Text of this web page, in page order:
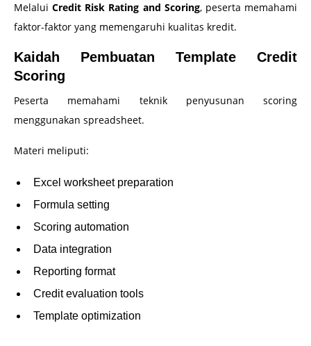
MelaluiCredit Risk Rating and Scoring, peserta memahami
faktor-faktor yang memengaruhi kualitas kredit.
Kaidah Pembuatan Template Credit
Scoring
Peserta memahami teknik penyusunan scoring
menggunakan spreadsheet.
Materi meliputi:
Excel worksheet preparation
Formula setting
Scoring automation
Data integration
Reporting format
Credit evaluation tools
Template optimization